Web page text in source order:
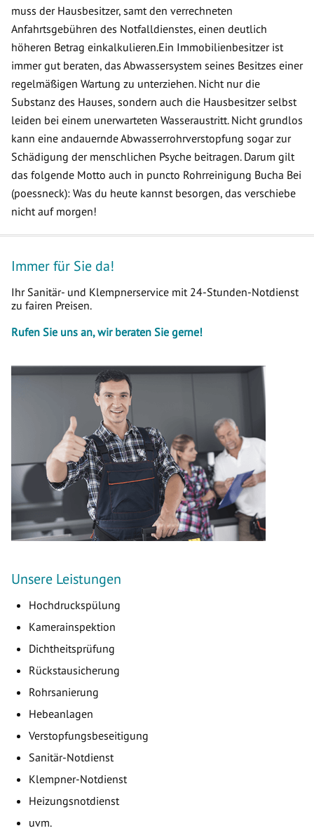
muss der Hausbesitzer, samt den verrechneten
Anfahrtsgebühren des Notfalldienstes, einen deutlich
höheren Betrag einkalkulieren.Ein Immobilienbesitzer ist
immer gut beraten, das Abwassersystem seines Besitzes einer
regelmäßigen Wartung zu unterziehen. Nicht nur die
Substanz des Hauses, sondern auch die Hausbesitzer selbst
leiden bei einem unerwarteten Wasseraustritt. Nicht grundlos
kann eine andauernde Abwasserrohrverstopfung sogar zur
Schädigung der menschlichen Psyche beitragen. Darum gilt
das folgende Motto auch in puncto Rohrreinigung Bucha Bei
(poessneck): Was du heute kannst besorgen, das verschiebe
nicht auf morgen!
Immer für Sie da!
Ihr Sanitär- und Klempnerservice mit 24-Stunden-Notdienst
zu fairen Preisen.
Rufen Sie uns an, wir beraten Sie gerne!
Unsere Leistungen
Hochdruckspülung
Kamerainspektion
Dichtheitsprüfung
Rückstausicherung
Rohrsanierung
Hebeanlagen
Verstopfungsbeseitigung
Sanitär-Notdienst
Klempner-Notdienst
Heizungsnotdienst
uvm.